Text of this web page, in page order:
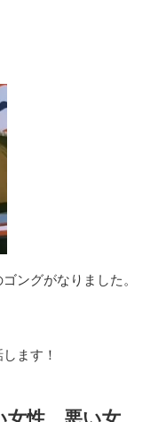
ングがなりました。
ます！
女性、悪い女